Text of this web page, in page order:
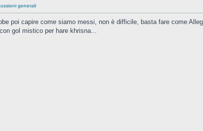
generali
poi capire come siamo messi, non è difficile, basta fare come
gol mistico per hare khrisna...